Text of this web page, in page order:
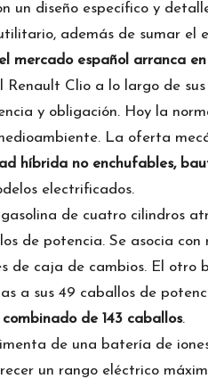
un diseño específico y
además de sumar el
mercado español arranca en
Renault Clio a lo largo de
y obligación. Hoy la
La oferta
híbrida no enchufables,
electrificados.
de cuatro cilindros
de potencia. Se asocia
de caja de cambios. El otro
a sus 49 caballos de
de 143 caballos.
de una batería de
un rango eléctrico